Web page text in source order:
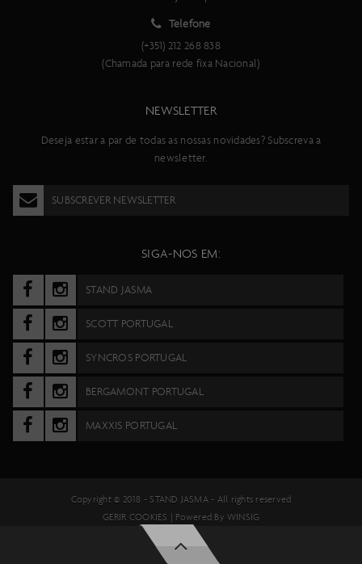
Telefone
(+351) 212 268 838
(Chamada para rede fixa Nacional)
NEWSLETTER
Deseja estar a par de todas as nossas novidades? Subscreva a
newsletter.
SUBSCREVER NEWSLETTER
SIGA-NOS EM:
STAND JASMA
SCOTT PORTUGAL
SYNCROS PORTUGAL
BERGAMONT PORTUGAL
MAXXIS PORTUGAL
Copyright © 2018 -STAND JASMA- All rights reserved
GERIR COOKIES
| Powered ByWINSIG